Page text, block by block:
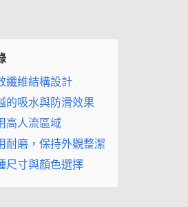
纖維結構設計
的吸水與防滑效果
高人流區域
耐磨，保持外觀整潔
尺寸與顏色選擇